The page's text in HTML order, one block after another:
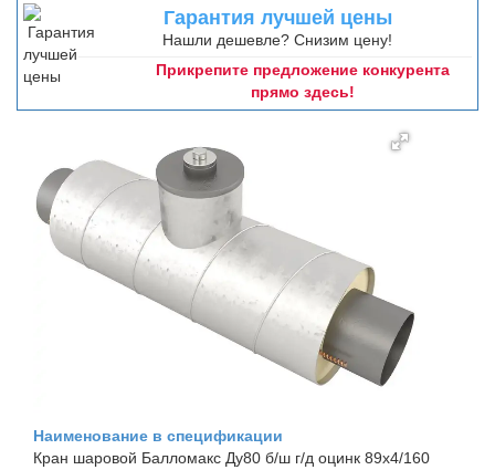
Гарантия лучшей цены
Нашли дешевле? Снизим цену!
Прикрепите предложение конкурента
прямо здесь!
Наименование в спецификации
Кран шаровой Балломакс Ду80 б/ш г/д оцинк 89х4/160